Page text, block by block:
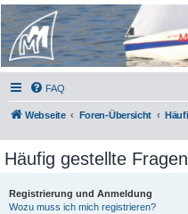
Micro Magic Forum
Deutschland
FAQ
Webseite Foren-Übersicht
Häufig gestellte Fragen
Registrierung und Anmeldung
Wozu muss ich mich registrieren?